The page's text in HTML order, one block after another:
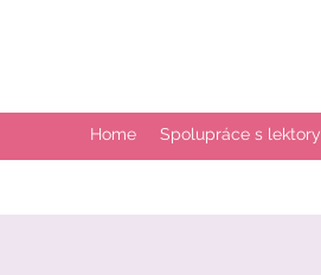
Home Spolupráce s lektory